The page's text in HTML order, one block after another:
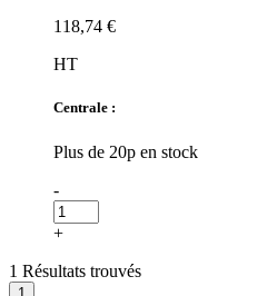
118,74 €
HT
Centrale :
Plus de 20p en stock
-
+
1 Résultats trouvés